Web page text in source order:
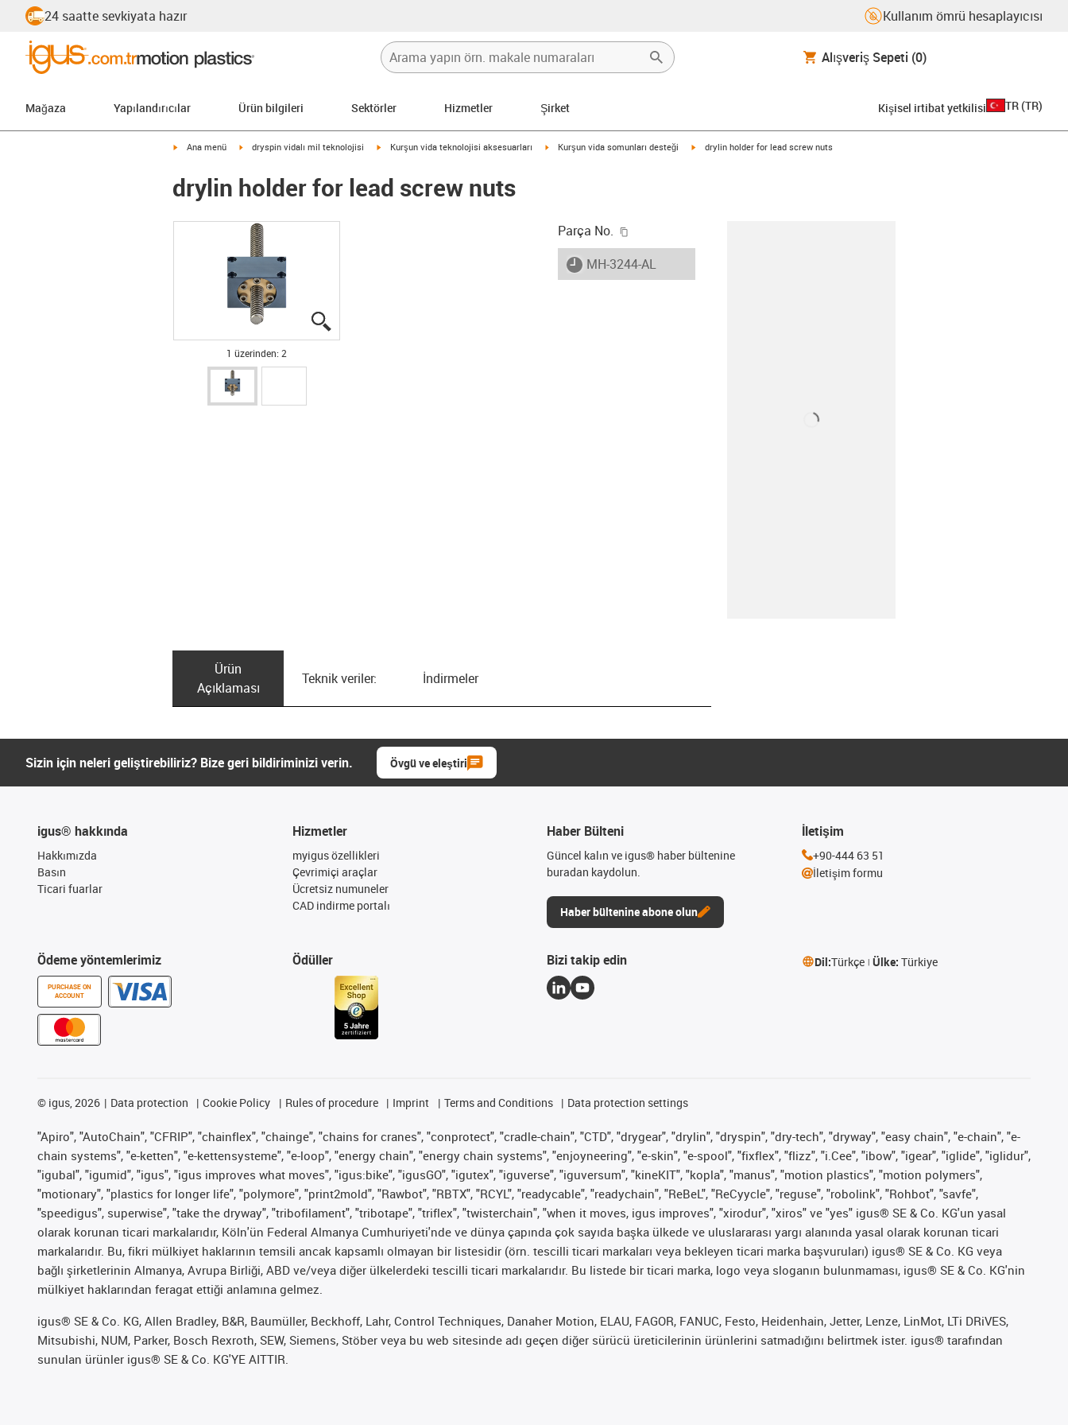
24 saatte sevkiyata hazır Kullanım ömrü hesaplayıcısı
Alışveriş Sepeti (0)
Mağaza Yapılandırıcılar Ürün bilgileri Sektörler Hizmetler Şirket Kişisel irtibat yetkilisi TR (TR)
igus-icon-arrow-right
Ana menü igus-icon-arrow-right
dryspin vidalı mil teknolojisi igus-icon-arrow-right
Kurşun vida teknolojisi aksesuarları igus-icon-arrow-right
Kurşun vida somunları desteği igus-icon-arrow-right
drylin holder for lead screw nuts
drylin holder for lead screw nuts
1 üzerinden: 2
Parça No.
igus-icon-lieferzeit
MH-3244-AL
Ürün
Açıklaması
Teknik veriler: İndirmeler
Sizin için neleri geliştirebiliriz? Bize geri bildiriminizi verin. Övgü ve eleştiri
igus® hakkında
Hakkımızda
Basın
Ticari fuarlar
Ödeme yöntemlerimiz
PURCHASE ON
ACCOUNT
Hizmetler
myigus özellikleri
Çevrimiçi araçlar
Ücretsiz numuneler
CAD indirme portalı
Ödüller
Haber Bülteni
Güncel kalın ve igus® haber bültenine
buradan kaydolun.
Haber bültenine abone olun
İletişim
+90-444 63 51
İletişim formu
Bizi takip edin Dil:Türkçe Ülke: Türkiye
© igus, 2026 Data protection Cookie Policy Rules of procedure Imprint Terms and Conditions Data protection settings
"Apiro", "AutoChain", "CFRIP", "chainflex", "chainge", "chains for cranes", "conprotect", "cradle-chain", "CTD", "drygear", "drylin", "dryspin", "dry-tech", "dryway", "easy chain", "e-chain", "e-
chain systems", "e-ketten", "e-kettensysteme", "e-loop", "energy chain", "energy chain systems", "enjoyneering", "e-skin", "e-spool", "fixflex", "flizz", "i.Cee", "ibow", "igear", "iglide", "iglidur",
"igubal", "igumid", "igus", "igus improves what moves", "igus:bike", "igusGO", "igutex", "iguverse", "iguversum", "kineKIT", "kopla", "manus", "motion plastics", "motion polymers",
"motionary", "plastics for longer life", "polymore", "print2mold", "Rawbot", "RBTX", "RCYL", "readycable", "readychain", "ReBeL", "ReCyycle", "reguse", "robolink", "Rohbot", "savfe",
"speedigus", superwise", "take the dryway", "tribofilament", "tribotape", "triflex", "twisterchain", "when it moves, igus improves", "xirodur", "xiros" ve "yes" igus® SE & Co. KG'un yasal
olarak korunan ticari markalarıdır, Köln'ün Federal Almanya Cumhuriyeti'nde ve dünya çapında çok sayıda başka ülkede ve uluslararası yargı alanında yasal olarak korunan ticari
markalarıdır. Bu, fikri mülkiyet haklarının temsili ancak kapsamlı olmayan bir listesidir (örn. tescilli ticari markaları veya bekleyen ticari marka başvuruları) igus® SE & Co. KG veya
bağlı şirketlerinin Almanya, Avrupa Birliği, ABD ve/veya diğer ülkelerdeki tescilli ticari markalarıdır. Bu listede bir ticari marka, logo veya sloganın bulunmaması, igus® SE & Co. KG'nin
mülkiyet haklarından feragat ettiği anlamına gelmez.
igus® SE & Co. KG, Allen Bradley, B&R, Baumüller, Beckhoff, Lahr, Control Techniques, Danaher Motion, ELAU, FAGOR, FANUC, Festo, Heidenhain, Jetter, Lenze, LinMot, LTi DRiVES,
Mitsubishi, NUM, Parker, Bosch Rexroth, SEW, Siemens, Stöber veya bu web sitesinde adı geçen diğer sürücü üreticilerinin ürünlerini satmadığını belirtmek ister. igus® tarafından
sunulan ürünler igus® SE & Co. KG'YE AITTIR.